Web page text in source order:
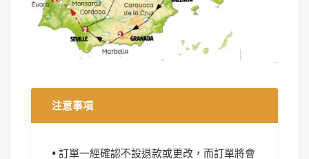
注意事項
• 訂單一經確認不設退款或更改，而訂單將會